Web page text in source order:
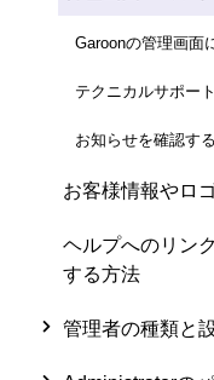
Garoonの管理画面
テクニカルサポー
お知らせを確認する
お客様情報やロ
ヘルプへのリン
する方法
管理者の種類と